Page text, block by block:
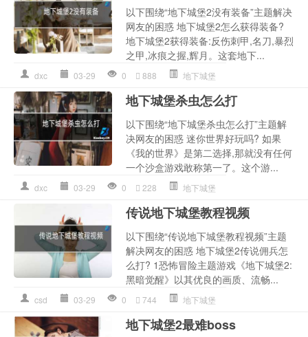
以下围绕“地下城堡2没有装备”主题解决
网友的困惑 地下城堡2怎么获得装备?
地下城堡2获得装备:反伤刺甲,名刀,暴烈
之甲,冰痕之握,辉月。这套地下...
dxc 03-29 0 888 地下城堡
地下城堡杀虫怎么打
以下围绕“地下城堡杀虫怎么打”主题解
决网友的困惑 迷你世界好玩吗? 如果
《我的世界》是第二选择,那就没有任何
一个沙盒游戏敢称第一了。这个游...
dxc 03-29 0 228 地下城堡
传说地下城堡教程视频
以下围绕“传说地下城堡教程视频”主题
解决网友的困惑 地下城堡2传说佣兵怎
么打? 1恐怖冒险主题游戏《地下城堡2:
黑暗觉醒》以其优良的画质、流畅...
csd 03-29 0 744 地下城堡
地下城堡2最难boss